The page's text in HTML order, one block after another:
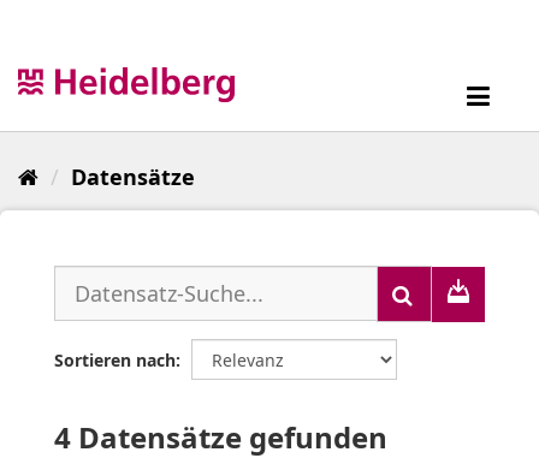
Datensätze
Sortieren nach
4 Datensätze gefunden